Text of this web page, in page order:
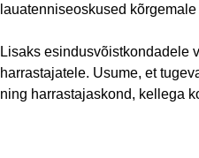
lauatenniseoskused
Lisaks esindusvõistkondadele
harrastajatele. Usume, et
ning harrastajaskond, kellega